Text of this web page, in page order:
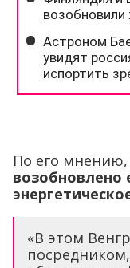
По его мнению,
возобновлено
«В этом